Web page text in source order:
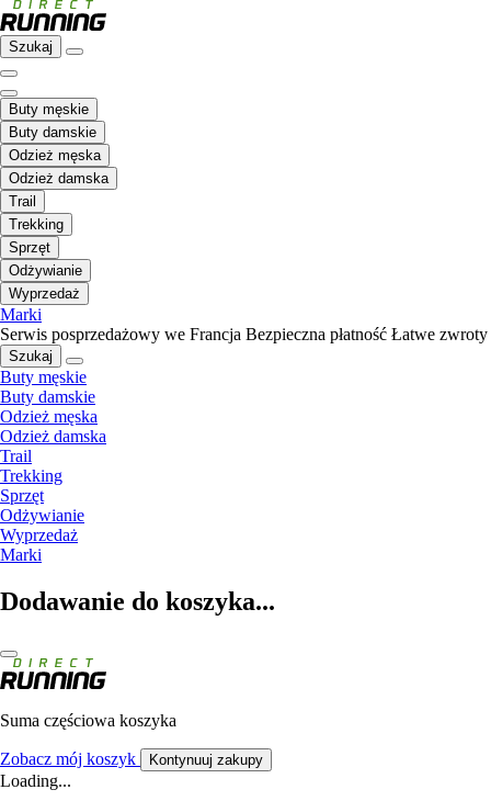
Szukaj
Buty męskie
Buty damskie
Odzież męska
Odzież damska
Trail
Trekking
Sprzęt
Odżywianie
Wyprzedaż
Marki
Serwis posprzedażowy we Francja Bezpieczna płatność Łatwe zwroty
Szukaj
Buty męskie
Buty damskie
Odzież męska
Odzież damska
Trail
Trekking
Sprzęt
Odżywianie
Wyprzedaż
Marki
Dodawanie do koszyka...
Suma częściowa koszyka
Zobacz mój koszyk Kontynuuj zakupy
Loading...